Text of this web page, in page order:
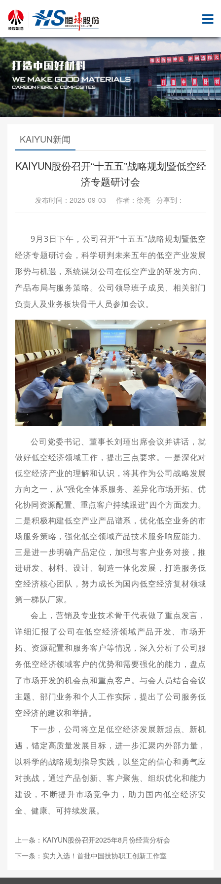
KAIYUN新闻
KAIYUN股份召开“十五五”战略规划暨低空经
济专题研讨会
发布时间：2025-09-03 作者：徐亮 分享到：
9月3日下午，公司召开“十五五”战略规划暨低空
经济专题研讨会，科学研判未来五年的低空产业发展
形势与机遇，系统谋划公司在低空产业的研发方向、
产品布局与服务策略。公司领导班子成员、相关部门
负责人及业务板块骨干人员参加会议。
公司党委书记、董事长刘瑾出席会议并讲话，就
做好低空经济领域工作，提出三点要求。 一是深化对
低空经济产业的理解和认识，将其作为公司战略发展
方向之一，从“强化全体系服务、差异化市场开拓、优
化协同资源配置、重点客户持续跟进”四个方面发力。
二是积极构建低空产业产品谱系，优化低空业务的市
场服务策略，强化低空领域产品技术服务响应能力。
三是进一步明确产品定位，加强与客户业务对接，推
进研发、材料、设计、制造一体化发展，打造服务低
空经济核心团队，努力成长为国内低空经济复材领域
第一梯队厂家。
会上， 营销及专业技术骨干代表做了重点发言，
详细汇报了公司在低空经济领域产品开发、市场开
拓、资源配置和服务客户等情况，深入分析了公司服
务低空经济领域客户的优势和需要强化的能力，盘点
了市场开发的机会点和重点客户。与会人员结合会议
主题、部门业务和个人工作实际，提出了公司服务低
空经济的建议和举措。
下一步，公司将立足低空经济发展新起点、新机
遇，锚定高质量发展目标，进一步汇聚内外部力量，
以科学的战略规划指导实践，以坚定的信心和勇气应
对挑战， 通过产品创新、客户聚焦、组织优化和能力
建设，不断提升市场竞争力，助力国内低空经济安
全、健康、可持续发展。
上一条：KAIYUN股份召开2025年8月份经营分析会
下一条：实力入选！首批中国技协职工创新工作室